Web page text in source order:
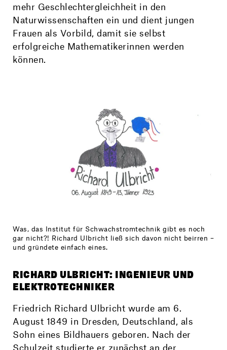
mehr Geschlechtergleichheit in den
Naturwissenschaften ein und dient jungen
Frauen als Vorbild, damit sie selbst
erfolgreiche Mathematikerinnen werden
können.
Was, das Institut für Schwachstromtechnik gibt es noch
gar nicht?! Richard Ulbricht ließ sich davon nicht beirren –
und gründete einfach eines.
RICHARD ULBRICHT: INGENIEUR UND
ELEKTROTECHNIKER
Friedrich Richard Ulbricht wurde am 6.
August 1849 in Dresden, Deutschland, als
Sohn eines Bildhauers geboren. Nach der
Schulzeit studierte er zunächst an der